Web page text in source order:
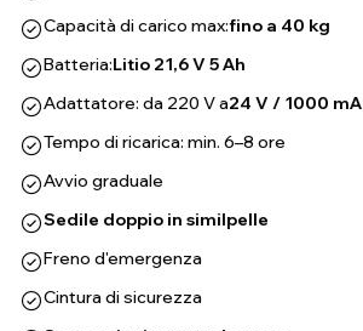
Capacità di carico max:fino a 40 kg
Batteria:Litio 21,6 V 5 Ah
Adattatore: da 220 V a24 V / 1000 mA
Tempo di ricarica: min. 6–8 ore
Avvio graduale
Sedile doppio in similpelle
Freno d'emergenza
Cintura di sicurezza